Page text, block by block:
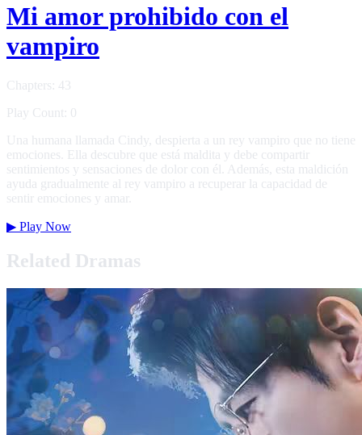
Mi amor prohibido con el
vampiro
Chapters: 43
Play Count: 0
Una humana llamada Cindy, despierta a un rey vampiro que no tiene
emociones. Ella descubre que está maldita y debe compartir
sentimientos y sensaciones de dolor con él. Además, esta maldición
ayuda gradualmente al rey vampiro a recuperar la capacidad de
sentir emociones y amar.
▶ Play Now
Related Dramas